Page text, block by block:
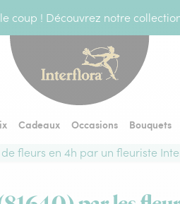
coup ! Découvrez notre
Cadeaux Occasions Bouquets
fleurs en 4h par un fleuriste